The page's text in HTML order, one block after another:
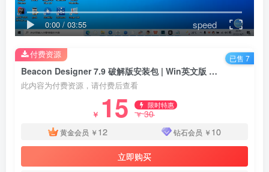
0:00/03:55 speed
Beacon Designer 7.9 破解版安装包 | Win英文版 | 引物设计软件 | 安装教程
此内容为付费资源，请付费后查看
￥ 15 限时特惠
￥30
黄金会员 ￥ 12 钻石会员 ￥ 10
立即购买
付费资源 已售 7